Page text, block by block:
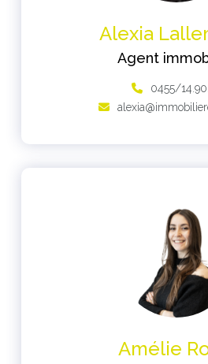
Alexia
Agent
0455/
Amélie